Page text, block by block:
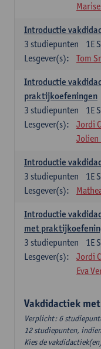
Introductie
1E
3 studiepunten
Lesgever(s):
Tom
Introductie
praktijkoefeningen
1E
3 studiepunten
Lesgever(s):
Jordi
Jolien
Introductie
1E
3 studiepunten
Lesgever(s):
Introductie
met
1E
3 studiepunten
Lesgever(s):
Jordi
Eva
Vakdidactiek
Verplicht: 6
12 studiepunten,
Kies de